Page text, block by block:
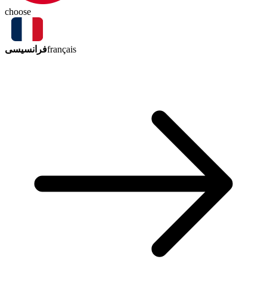
choose
فرانسیسیfrançais